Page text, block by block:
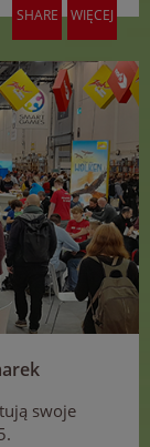
SHARE WIĘCEJ
swoje